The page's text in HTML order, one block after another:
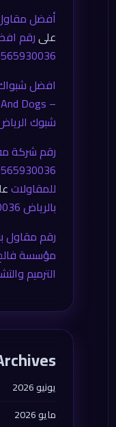
أفضل مقاول
علىرقم
– Cats And Dogs
شبوك الرياض
رقم شركة
للمقاولات
بالرياض 0565930036
مؤسسة
الترميم
يونيو 2026
مايو 2026